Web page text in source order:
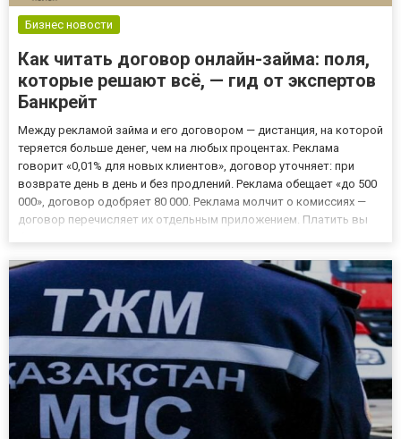
Бизнес новости
Как читать договор онлайн-займа: поля,
которые решают всё, — гид от экспертов
Банкрейт
Между рекламой займа и его договором — дистанция, на которой
теряется больше денег, чем на любых процентах. Реклама
говорит «0,01% для новых клиентов», договор уточняет: при
возврате день в день и без продлений. Реклама обещает «до 500
000», договор одобряет 80 000. Реклама молчит о комиссиях —
договор перечисляет их отдельным приложением. Платить вы